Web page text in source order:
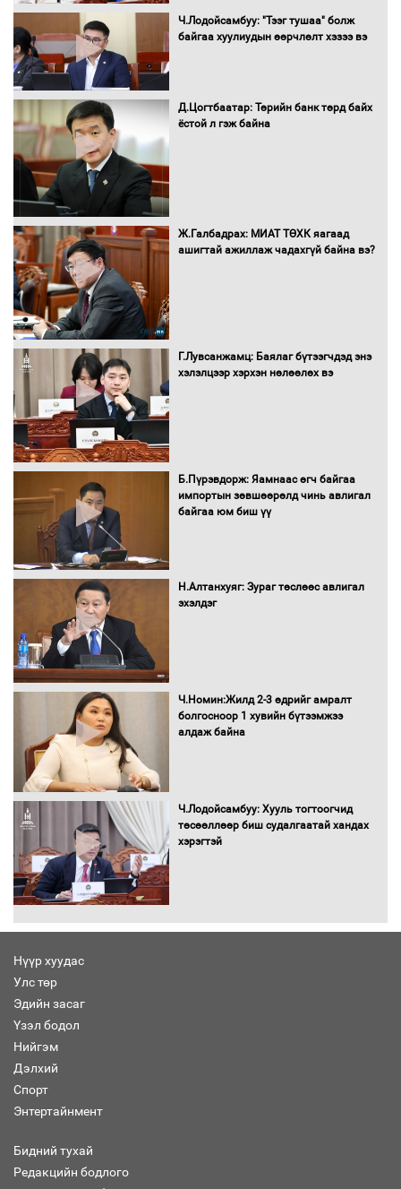
Автобензин, дизель түлшний онцгой
Нөөцийн махны худалдаа,
Монгол Улс “COP17”-д “Тал хээрийн
төлөвлөгөө”-гөө танилцуулна
худалдан авах журмыг баталлаа
шилжиж, найр наадам, зөвлөгөөн,
гадаад томилолтыг хориглолоо
Ч.Лодойсамбуу: "Тээг тушаа" болж
байгаа хуулиудын өөрчлөлт хэзээ вэ
Д.Цогтбаатар: Төрийн банк төрд байх
ёстой л гэж байна
Ж.Галбадрах: МИАТ ТӨХК яагаад
ашигтай ажиллаж чадахгүй байна вэ?
Г.Лувсанжамц: Баялаг бүтээгчдэд энэ
хэлэлцээр хэрхэн нөлөөлөх вэ
Б.Пүрэвдорж: Яамнаас өгч байгаа
импортын зөвшөөрөлд чинь авлигал
байгаа юм биш үү
Н.Алтанхуяг: Зураг төслөөс авлигал
эхэлдэг
Ч.Номин:Жилд 2-3 өдрийг амралт
болгосноор 1 хувийн бүтээмжээ
алдаж байна
Ч.Лодойсамбуу: Хууль тогтоогчид
төсөөллөөр биш судалгаатай хандах
хэрэгтэй
Нүүр хуудас
Улс төр
Эдийн засаг
Үзэл бодол
Нийгэм
Дэлхий
Спорт
Энтертайнмент
Бидний тухай
Редакцийн бодлого